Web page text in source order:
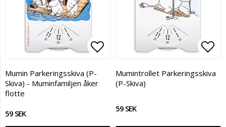
Lägg till i favoritlistan
Mumin Parkeringsskiva (P-
Skiva) - Muminfamiljen åker
flotte
59 SEK
Mumintrollet Parkeringsskiva
(P-Skiva)
59 SEK